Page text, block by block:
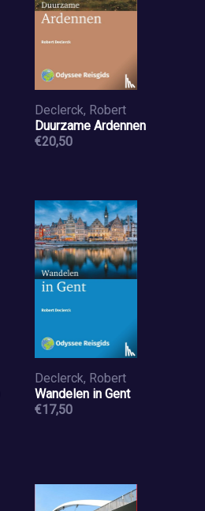
Declerck, Robert
Duurzame Ardennen
€20,50
Declerck, Robert
Wandelen in Gent
€17,50